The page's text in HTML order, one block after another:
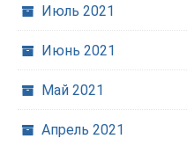
Июль 2021
Июнь 2021
Май 2021
Апрель 2021